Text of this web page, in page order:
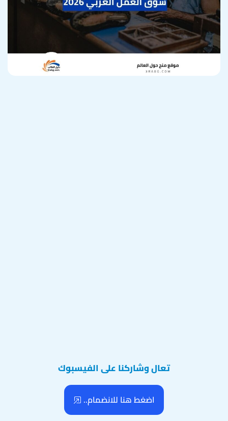
تعال وشاركنا على الفيسبوك
اضغط هنا للانضمام..